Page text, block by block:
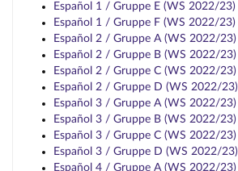
Español 1 / Gruppe E (WS 2022/23)
Español 1 / Gruppe F (WS 2022/23)
Español 2 / Gruppe A (WS 2022/23)
Español 2 / Gruppe B (WS 2022/23)
Español 2 / Gruppe C (WS 2022/23)
Español 2 / Gruppe D (WS 2022/23)
Español 3 / Gruppe A (WS 2022/23)
Español 3 / Gruppe B (WS 2022/23)
Español 3 / Gruppe C (WS 2022/23)
Español 3 / Gruppe D (WS 2022/23)
Español 4 / Gruppe A (WS 2022/23)